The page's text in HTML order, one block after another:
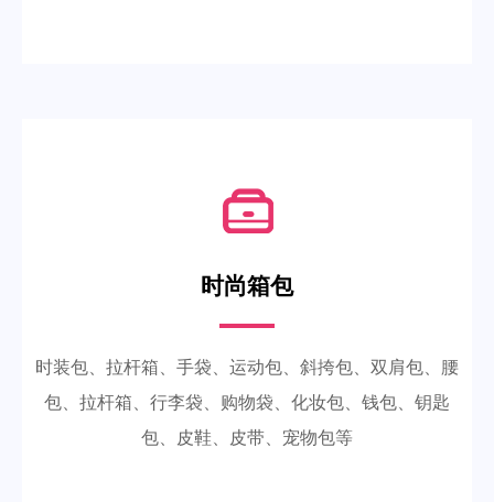
时尚箱包
时装包、拉杆箱、手袋、运动包、斜挎包、双肩包、腰
包、拉杆箱、行李袋、购物袋、化妆包、钱包、钥匙
包、皮鞋、皮带、宠物包等